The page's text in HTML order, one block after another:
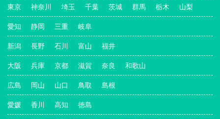
東京 神奈川 埼玉 千葉 茨城 群馬 栃木 山梨
愛知 静岡 三重 岐阜
新潟 長野 石川 富山 福井
大阪 兵庫 京都 滋賀 奈良 和歌山
広島 岡山 山口 鳥取 島根
愛媛 香川 高知 徳島